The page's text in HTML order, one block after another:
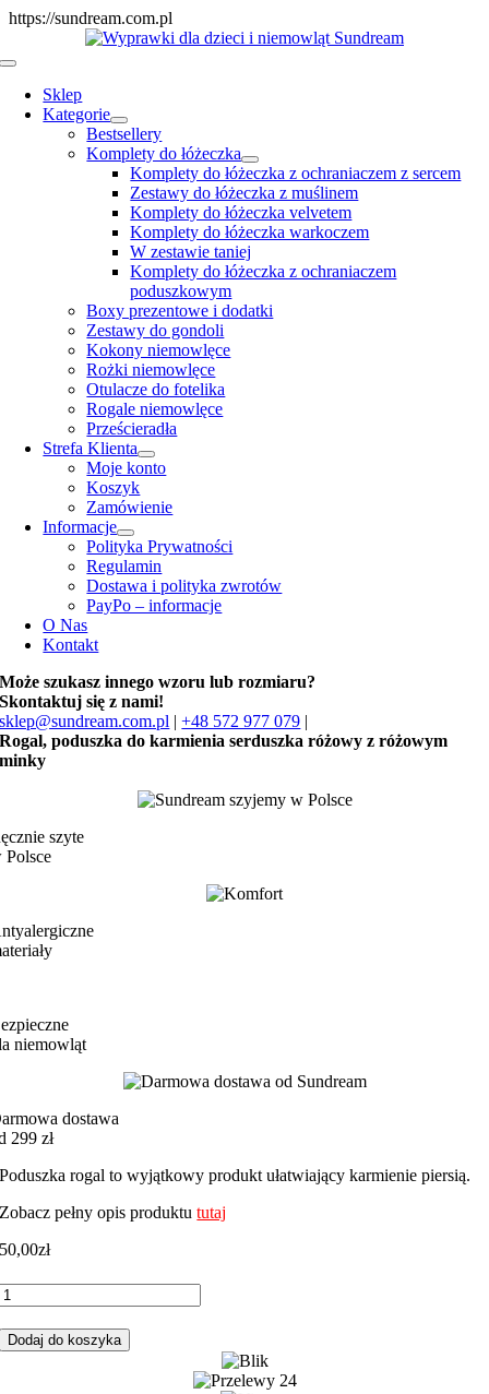
https://sundream.com.pl
to
Toggle
Navigation
Sklep
Kategorie
Bestsellery
Komplety do łóżeczka
Komplety do łóżeczka z ochraniaczem z sercem
Zestawy do łóżeczka z muślinem
Komplety do łóżeczka velvetem
Komplety do łóżeczka warkoczem
W zestawie taniej
Komplety do łóżeczka z ochraniaczem
poduszkowym
Boxy prezentowe i dodatki
Zestawy do gondoli
Kokony niemowlęce
Rożki niemowlęce
Otulacze do fotelika
Rogale niemowlęce
Prześcieradła
Strefa Klienta
Moje konto
Koszyk
Zamówienie
Informacje
Polityka Prywatności
Regulamin
Dostawa i polityka zwrotów
PayPo – informacje
O Nas
Kontakt
Może szukasz innego wzoru lub rozmiaru?
Skontaktuj się z nami!
sklep@sundream.com.pl |+48 572 977 079 |
Rogal, poduszka do karmienia serduszka różowy z różowym
minky
szyte
Polsce
niemowląt
dostawa
299 zł
Poduszka rogal to wyjątkowy produkt ułatwiający karmienie piersią.
Zobacz pełny opis produktututaj
50,00zł
Dodaj do koszyka